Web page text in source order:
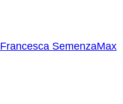
Francesca SemenzaMax